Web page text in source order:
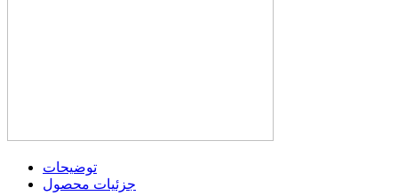
توضیحات
جزئیات محصول